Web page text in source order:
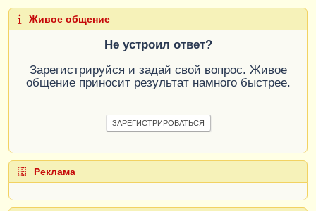
Живое общение
Не устроил ответ?
Зарегистрируйся и задай свой вопрос. Живое
общение приносит результат намного быстрее.
ЗАРЕГИСТРИРОВАТЬСЯ
Реклама